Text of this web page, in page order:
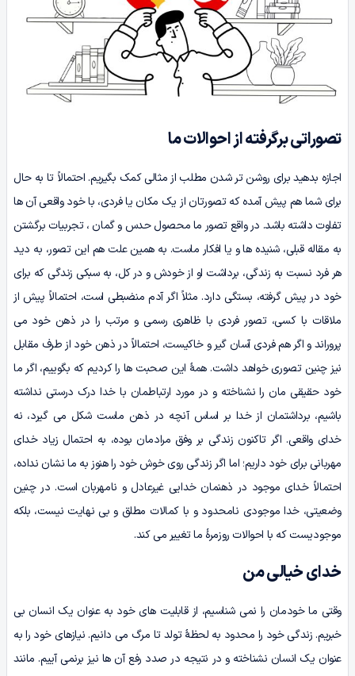
تصوراتی برگرفته از احوالات ما
اجازه بدهید برای روشن تر شدن مطلب از مثالی کمک بگیریم. احتمالاً تا به حال
برای شما هم پیش آمده که تصورتان از یک مکان یا فردی، با خود واقعی آن ها
تفاوت داشته باشد. در واقع تصور ما محصول حدس و گمان ، تجربیات برگشتن
به مقاله قبلی، شنیده ها و یا افکار ماست. به همین علت هم این تصور، به دید
هر فرد نسبت به زندگی، برداشت او از خودش و در کل، به سبکی زندگی که برای
خود در پیش گرفته، بستگی دارد. مثلاً اگر آدم منضبطی است، احتمالاً پیش از
ملاقات با کسی، تصور فردی با ظاهری رسمی و مرتب را در ذهن خود می
پروراند و اگر هم فردی آسان گیر و خاکیست، احتمالاً در ذهن خود از طرف مقابل
نیز چنین تصوری خواهد داشت. همۀ این صحبت ها را کردیم که بگوییم، اگر ما
خود حقیقی مان را نشناخته و در مورد ارتباطمان با خدا درک درستی نداشته
باشیم، برداشتمان از خدا بر اساس آنچه در ذهن ماست شکل می گیرد، نه
خدای واقعی. اگر تاکنون زندگی بر وفق مرادمان بوده، به احتمال زیاد خدای
مهربانی برای خود داریم؛ اما اگر زندگی روی خوش خود را هنوز به ما نشان نداده،
احتمالاً خدای موجود در ذهنمان خدایی غیرعادل و نامهربان است. در چنین
وضعیتی، خدا موجودی نامحدود و با کمالات مطلق و بی نهایت نیست، بلکه
موجودیست که با احوالات روزمرۀ ما تغییر می کند.
خدای خیالی من
وقتی ما خودمان را نمی شناسیم، از قابلیت های خود به عنوان یک انسان بی
خبریم. زندگی خود را محدود به لحظۀ تولد تا مرگ می دانیم. نیازهای خود را به
عنوان یک انسان نشناخته و در نتیجه در صدد رفع آن ها نیز برنمی آییم. مانند